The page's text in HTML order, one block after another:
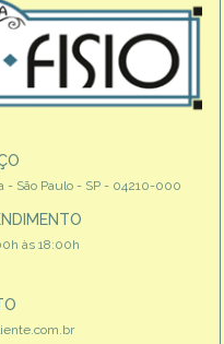
- São Paulo - SP - 04210-000
às 18:00h